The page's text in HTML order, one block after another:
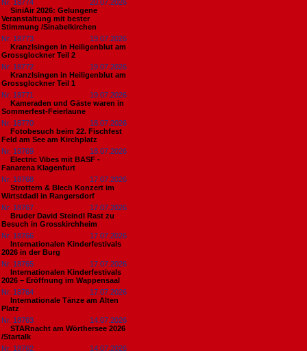
Nr. 18774
20.07.2026
SiniAir 2026: Gelungene
Veranstaltung mit bester
Stimmung /Sinabelkirchen
Nr. 18773
19.07.2026
Kranzlsingen in Heiligenblut am
Grossglockner Teil 2
Nr. 18772
19.07.2026
Kranzlsingen in Heiligenblut am
Grossglockner Teil 1
Nr. 18771
19.07.2026
Kameraden und Gäste waren in
Sommerfest-Feierlaune
Nr. 18770
18.07.2026
Fotobesuch beim 22. Fischfest
Feld am See am Kirchplatz
Nr. 18769
18.07.2026
Electric Vibes mit BASF -
Fanarena Klagenfurt
Nr. 18768
17.07.2026
Strottern & Blech Konzert im
Wirtstdadl in Rangersdorf
Nr. 18767
17.07.2026
Bruder David Steindl Rast zu
Besuch in Grosskirchheim
Nr. 18766
17.07.2026
Internationalen Kinderfestivals
2026 in der Burg
Nr. 18765
17.07.2026
Internationalen Kinderfestivals
2026 – Eröffnung im Wappensaal
Nr. 18764
17.07.2026
Internationale Tänze am Alten
Platz
Nr. 18763
14.07.2026
STARnacht am Wörthersee 2026
/Startalk
Nr. 18762
14.07.2026